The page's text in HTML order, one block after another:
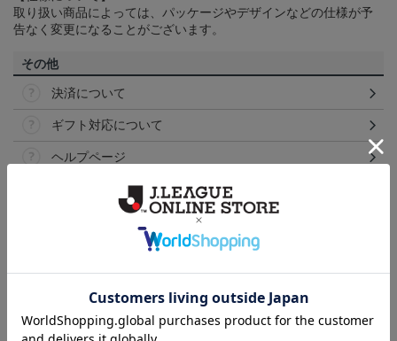
取り扱い商品によっては、パッケージやデザインなどの仕様が予
告なく変更になることがございます。
その他
決済について
ギフト対応について
ヘルプページ